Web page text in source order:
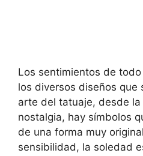
Los sentimientos de
los diversos diseños que
arte del tatuaje, desde
nostalgia, hay símbolos
de una forma muy
sensibilidad, la soledad